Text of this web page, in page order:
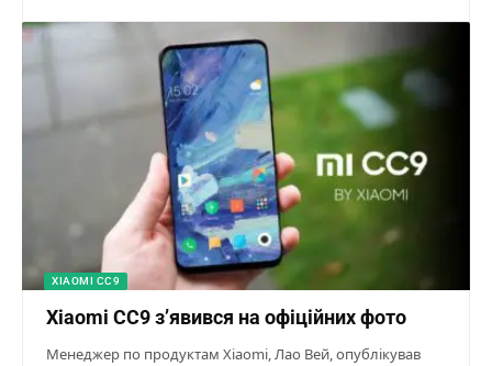
XIAOMI CC9
Xiaomi CC9 з’явився на офіційних фото
Менеджер по продуктам Xiaomi, Лао Вей, опублікував